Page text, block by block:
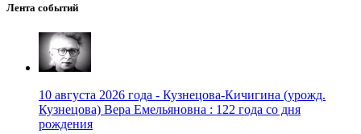
Лента событий
10 августа 2026 года - Кузнецова-Кичигина (урожд.
Кузнецова) Вера Емельяновна : 122 года со дня
рождения